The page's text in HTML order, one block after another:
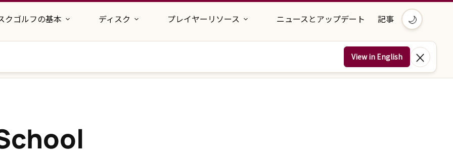
クゴルフの基本 ディスク プレイヤーリソース ニュースとアップデート 記事 🌙
View in English ×